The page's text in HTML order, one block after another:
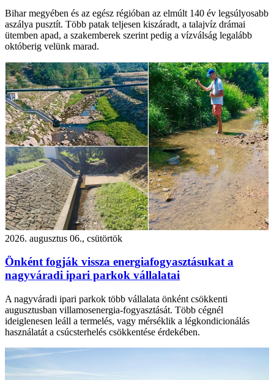
Bihar megyében és az egész régióban az elmúlt 140 év legsúlyosabb
aszálya pusztít. Több patak teljesen kiszáradt, a talajvíz drámai
ütemben apad, a szakemberek szerint pedig a vízválság legalább
októberig velünk marad.
2026. augusztus 06., csütörtök
Önként fogják vissza energiafogyasztásukat a
nagyváradi ipari parkok vállalatai
A nagyváradi ipari parkok több vállalata önként csökkenti
augusztusban villamosenergia-fogyasztását. Több cégnél
ideiglenesen leáll a termelés, vagy mérséklik a légkondicionálás
használatát a csúcsterhelés csökkentése érdekében.